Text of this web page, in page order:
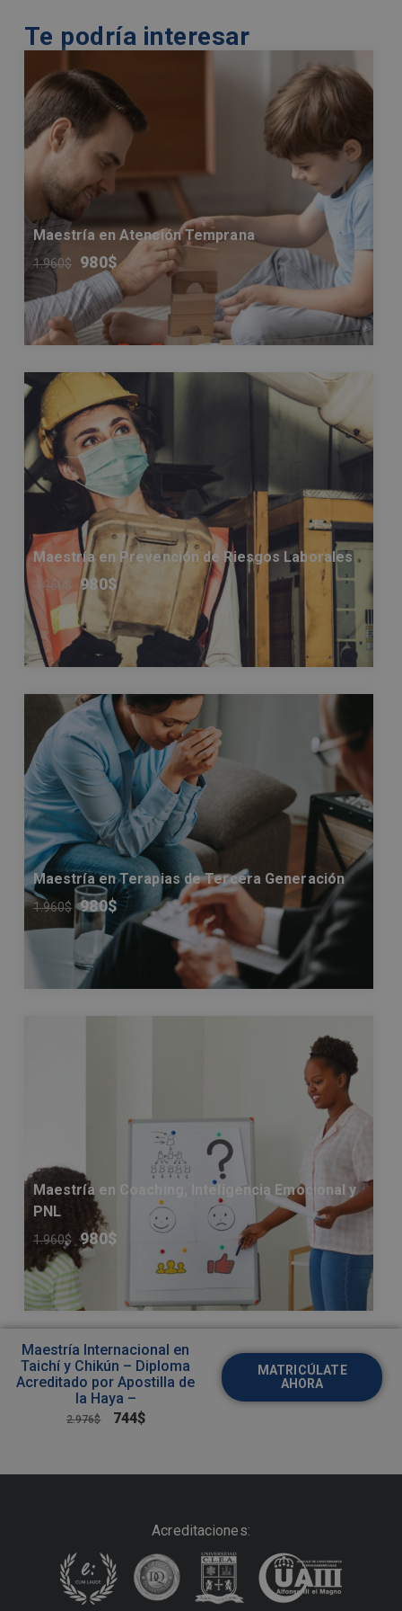
Te podría interesar
Maestría en Atención Temprana
1.960$ 980$
Maestría en Prevención de Riesgos Laborales
1.960$ 980$
Maestría en Terapias de Tercera Generación
1.960$ 980$
Maestría en Coaching, Inteligencia Emocional y
PNL
1.960$ 980$
Maestría Internacional en
Taichí y Chikún – Diploma
Acreditado por Apostilla de
la Haya –
2.976$ 744$
MATRICÚLATE
AHORA
Acreditaciones: